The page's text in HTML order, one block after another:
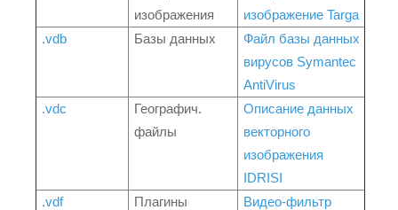
изображения
изображение Targa
.vdb
Базы данных
Файл базы данных
вирусов Symantec
AntiVirus
.vdc
Географич.
файлы
Описание данных
векторного
изображения
IDRISI
.vdf
Плагины
Видео-фильтр